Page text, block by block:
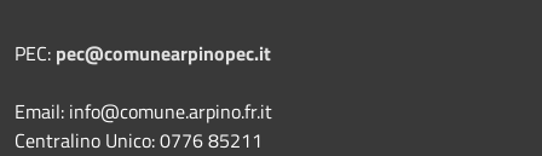
PEC: pec@comunearpinopec.it
Email: info@comune.arpino.fr.it
Centralino Unico: 0776 85211